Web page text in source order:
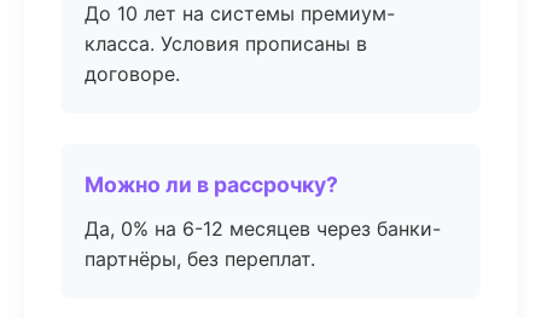
До 10 лет на системы премиум-
класса. Условия прописаны в
договоре.
Можно ли в рассрочку?
Да, 0% на 6-12 месяцев через банки-
партнёры, без переплат.